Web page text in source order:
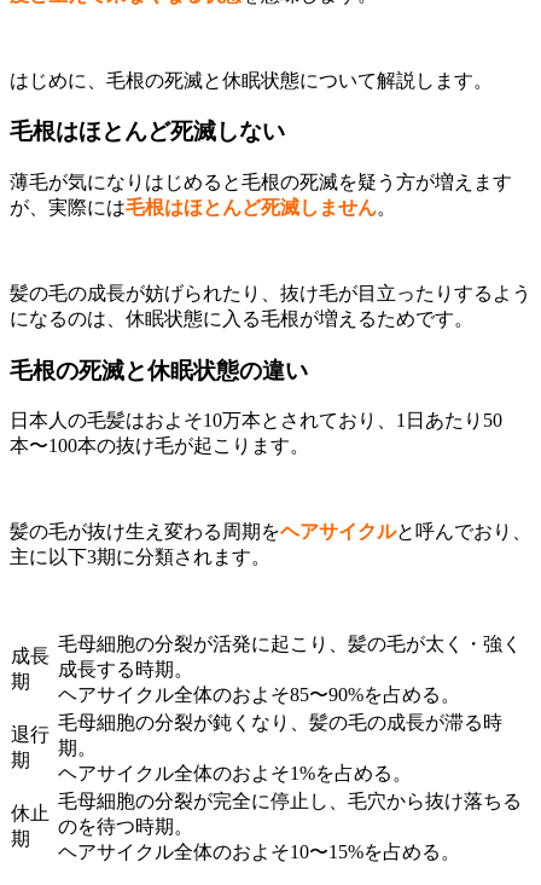
はじめに、毛根の死滅と休眠状態について解説します。
毛根はほとんど死滅しない
薄毛が気になりはじめると毛根の死滅を疑う方が増えます
が、実際には毛根はほとんど死滅しません。
髪の毛の成長が妨げられたり、抜け毛が目立ったりするよう
になるのは、休眠状態に入る毛根が増えるためです。
毛根の死滅と休眠状態の違い
日本人の毛髪はおよそ10万本とされており、1日あたり50
本〜100本の抜け毛が起こります。
髪の毛が抜け生え変わる周期をヘアサイクルと呼んでおり、
主に以下3期に分類されます。
成長
期
毛母細胞の分裂が活発に起こり、髪の毛が太く・強く
成長する時期。
ヘアサイクル全体のおよそ85〜90%を占める。
退行
期
毛母細胞の分裂が鈍くなり、髪の毛の成長が滞る時
期。
ヘアサイクル全体のおよそ1%を占める。
休止
期
毛母細胞の分裂が完全に停止し、毛穴から抜け落ちる
のを待つ時期。
ヘアサイクル全体のおよそ10〜15%を占める。